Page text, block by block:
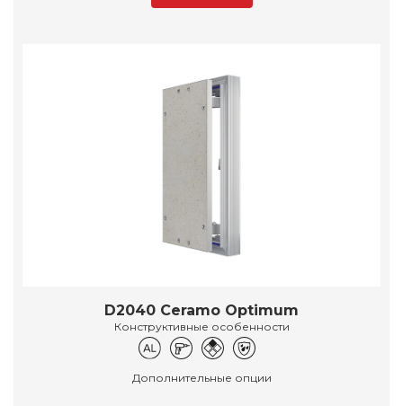
D2040 Ceramo Optimum
Конструктивные особенности
Дополнительные опции